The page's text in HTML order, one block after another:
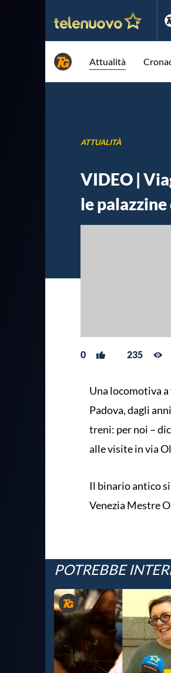
Attualità
ATTUALITÀ
VIDEO |
le
0 235
Una locomotiva a
Padova, dagli
treni: per noi –
alle visite in via
Il binario antico
Venezia Mestre
POTREBBE